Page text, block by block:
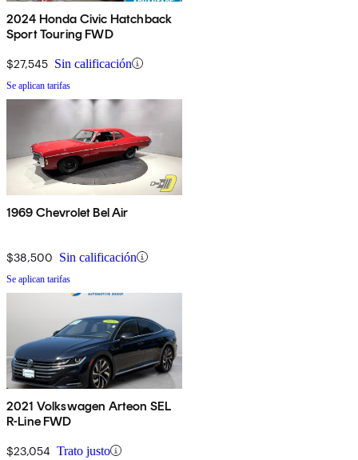
2024 Honda Civic Hatchback
Sport Touring FWD
$27,545 Sin calificación
Se aplican tarifas
1969 Chevrolet Bel Air
$38,500 Sin calificación
Se aplican tarifas
2021 Volkswagen Arteon SEL
R-Line FWD
$23,054 Trato justo